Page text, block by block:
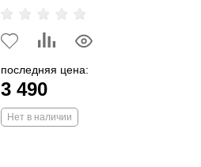
последняя цена:
3 490
Нет в наличии